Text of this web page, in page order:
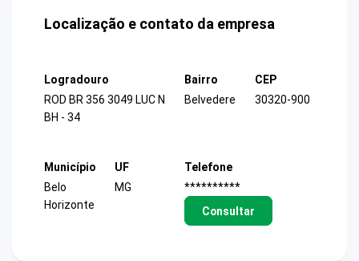
Localização e contato da empresa
Logradouro
ROD BR 356 3049 LUC N
BH - 34
Bairro
Belvedere
CEP
30320-900
Município
Belo
Horizonte
UF
MG
Telefone
**********
Consultar